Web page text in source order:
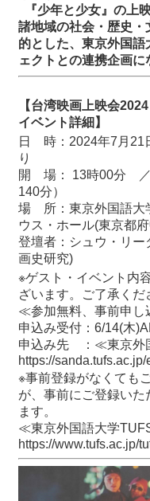
『少年と少女』の上
諸地域の社会・歴史・
的とした、東京外国
ェクトとの連携企画に
【台湾映画上映会
イベント詳細】
日 時：2024年7月21
り
開 場： 13時00分
140分）
場 所：東京外国語大
ウス・ホール(東京都
登壇者：シュウ・リー
画史研究)
※ゲスト・イベント内
ざいます。ご了承くだ
≪参加無料、事前申
申込み受付：6/14(木
申込み先 ：≪東京外
https://
※事前登録がなくても
が、事前にご登録い
ます。
≪東京外国語大学
https://www.tufs.ac.jp/